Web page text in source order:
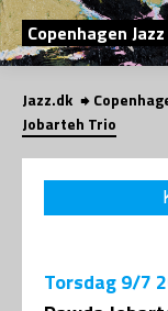
Copenhagen
Jazz.dk
Jobarteh Trio
Torsdag9/7